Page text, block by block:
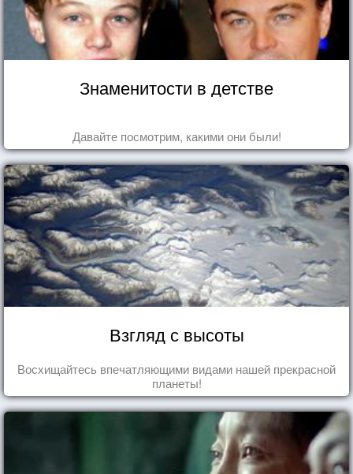
Знаменитости в детстве
Давайте посмотрим, какими они были!
Взгляд с высоты
Восхищайтесь впечатляющими видами нашей прекрасной
планеты!